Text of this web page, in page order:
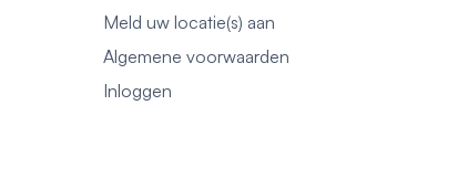
Meld uw locatie(s) aan
Algemene voorwaarden
Inloggen